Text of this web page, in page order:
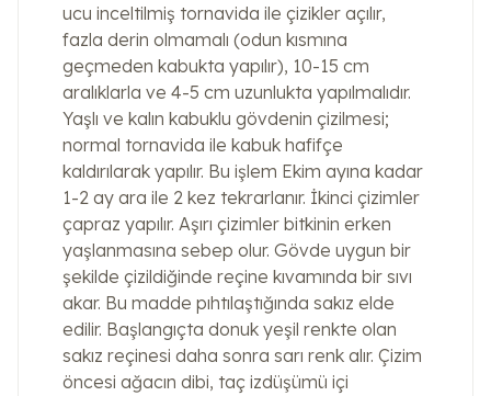
ucu inceltilmiş tornavida ile çizikler açılır,
fazla derin olmamalı (odun kısmına
geçmeden kabukta yapılır), 10-15 cm
aralıklarla ve 4-5 cm uzunlukta yapılmalıdır.
Yaşlı ve kalın kabuklu gövdenin çizilmesi;
normal tornavida ile kabuk hafifçe
kaldırılarak yapılır. Bu işlem Ekim ayına kadar
1-2 ay ara ile 2 kez tekrarlanır. İkinci çizimler
çapraz yapılır. Aşırı çizimler bitkinin erken
yaşlanmasına sebep olur. Gövde uygun bir
şekilde çizildiğinde reçine kıvamında bir sıvı
akar. Bu madde pıhtılaştığında sakız elde
edilir. Başlangıçta donuk yeşil renkte olan
sakız reçinesi daha sonra sarı renk alır. Çizim
öncesi ağacın dibi, taç izdüşümü içi